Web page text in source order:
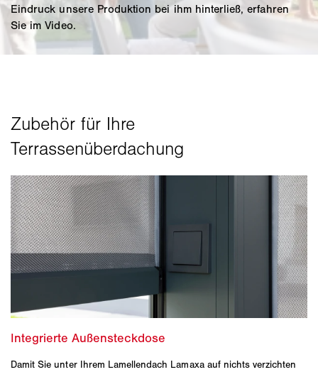
Eindruck unsere Produktion bei ihm hinterließ, erfahren
Sie im Video.
Damit Sie unter Ihrem Lamellendach Lamaxa auf nichts verzichten